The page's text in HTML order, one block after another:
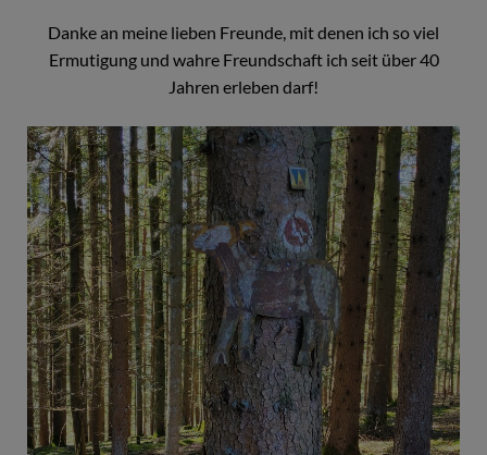
Danke an meine lieben Freunde, mit denen ich so viel
Ermutigung und wahre Freundschaft ich seit über 40
Jahren erleben darf!